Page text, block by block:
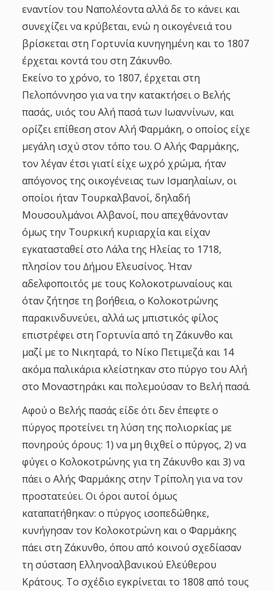
εναντίον του Ναπολέοντα αλλά δε το κάνει και
συνεχίζει να κρύβεται, ενώ η οικογένειά του
βρίσκεται στη Γορτυνία κυνηγημένη και το 1807
έρχεται κοντά του στη Ζάκυνθο.
Εκείνο το χρόνο, το 1807, έρχεται στη
Πελοπόννησο για να την κατακτήσει ο Βελής
πασάς, υιός του Αλή πασά των Ιωαννίνων, και
ορίζει επίθεση στον Αλή Φαρμάκη, ο οποίος είχε
μεγάλη ισχύ στον τόπο του. Ο Αλής Φαρμάκης,
τον λέγαν έτσι γιατί είχε ωχρό χρώμα, ήταν
απόγονος της οικογένειας των Ισμαηλαίων, οι
οποίοι ήταν Τουρκαλβανοί, δηλαδή
Μουσουλμάνοι Αλβανοί, που απεχθάνονταν
όμως την Τουρκική κυριαρχία και είχαν
εγκατασταθεί στο Λάλα της Ηλείας το 1718,
πλησίον του ∆ήμου Ελευσίνος. Ήταν
αδελφοποιτός με τους Κολοκοτρωναίους και
όταν ζήτησε τη βοήθεια, ο Κολοκοτρώνης
παρακινδυνεύει, αλλά ως μπιστικός φίλος
επιστρέφει στη Γορτυνία από τη Ζάκυνθο και
μαζί με το Νικηταρά, το Νίκο Πετιμεζά και 14
ακόμα παλικάρια κλείστηκαν στο πύργο του Αλή
στο Μοναστηράκι και πολεμούσαν το Βελή πασά.
Αφού ο Βελής πασάς είδε ότι δεν έπεφτε ο
πύργος προτείνει τη λύση της πολιορκίας με
πονηρούς όρους: 1) να μη θιχθεί ο πύργος, 2) να
φύγει ο Κολοκοτρώνης για τη Ζάκυνθο και 3) να
πάει ο Αλής Φαρμάκης στην Τρίπολη για να τον
προστατεύει. Οι όροι αυτοί όμως
καταπατήθηκαν: ο πύργος ισοπεδώθηκε,
κυνήγησαν τον Κολοκοτρώνη και ο Φαρμάκης
πάει στη Ζάκυνθο, όπου από κοινού σχεδίασαν
τη σύσταση Ελληνοαλβανικού Ελεύθερου
Κράτους. Το σχέδιο εγκρίνεται το 1808 από τους